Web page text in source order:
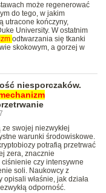
może regenerować
do tego, w jakim
utracone kończyny,
University. W ostatnim
odtwarzania się tkanki
skokowym, a gorzej w
niesporczaków.
swojej niezwykłej
warunki środowiskowe.
potrafią przetrwać
zera, znacznie
czy intensywne
soli. Naukowcy z
właśnie, jak działa
odporność.